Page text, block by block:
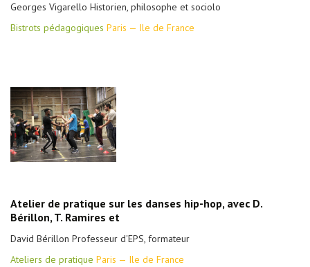
Georges Vigarello Historien, philosophe et sociolo
Bistrots pédagogiques Paris — Ile de France
Atelier de pratique sur les danses hip-hop, avec D.
Bérillon, T. Ramires et
David Bérillon Professeur d'EPS, formateur
Ateliers de pratique Paris — Ile de France